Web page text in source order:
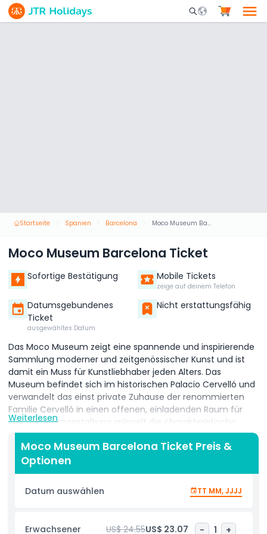
Mobile Search
Startseite Spanien Barcelona Moco Museum Barcelona Ticket
Moco Museum Barcelona Ticket
Sofortige Bestätigung Mobile Tickets
zeige auf deinem Telefon
Datumsgebundenes
Ticket
ausgewähltes Datum
Nicht erstattungsfähig
Das Moco Museum zeigt eine spannende und inspirierende
Sammlung moderner und zeitgenössischer Kunst und ist
damit ein Muss für Kunstliebhaber jeden Alters. Das
Museum befindet sich im historischen Palacio Cervelló und
verwandelt das einst private Zuhause der renommierten
Familie Cervelló in einen offenen, einladenden Raum für
alle. Diese Umgestaltung spiegelt die charakteristische
Mission von Moco wider, exklusive, elitäre Räume in
zugängliche Kunstorte zu verwandeln, an denen Menschen
Kreativität, Kultur und neue Ideen erleben können. Dieser
Ansatz ähnelt Mocos erstem Projekt in Amsterdam, wo das
berühmte Villa Alsberg übernommen wurde, ein Gebäude,
das traditionell nur den Privilegierten vorbehalten war.
Öffentlichkeit bricht das Moco Museum weiterhin Barrieren,
Weiterlesen
Moco Museum Barcelona Ticket Preis &
Optionen
Datum auswählen TT MM, JJJJ
Erwachsener US$ 24.55US$ 23.07 - 1 +